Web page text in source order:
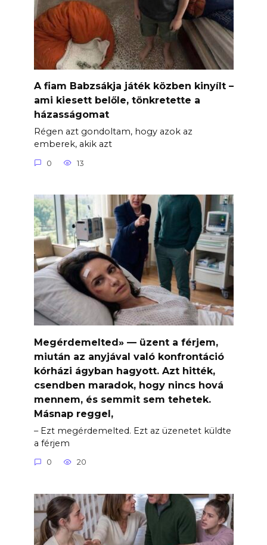
A fiam Babzsákja játék közben kinyílt –
ami kiesett belőle, tönkretette a
házasságomat
Régen azt gondoltam, hogy azok az
emberek, akik azt
0 13
Megérdemelted» — üzent a férjem,
miután az anyjával való konfrontáció
kórházi ágyban hagyott. Azt hitték,
csendben maradok, hogy nincs hová
mennem, és semmit sem tehetek.
Másnap reggel,
– Ezt megérdemelted. Ezt az üzenetet küldte
a férjem
0 20